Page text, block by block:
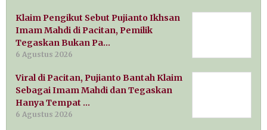
Klaim Pengikut Sebut Pujianto Ikhsan
Imam Mahdi di Pacitan, Pemilik
Tegaskan Bukan Pa…
6 Agustus 2026
Viral di Pacitan, Pujianto Bantah Klaim
Sebagai Imam Mahdi dan Tegaskan
Hanya Tempat …
6 Agustus 2026